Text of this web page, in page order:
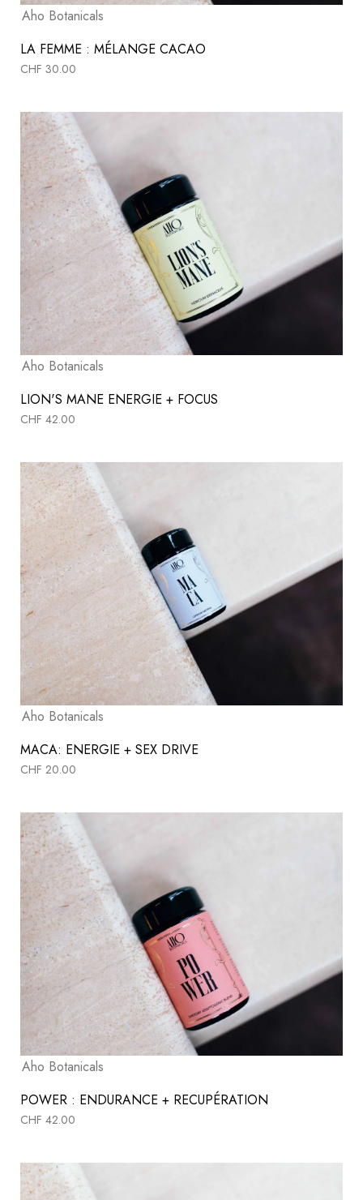
Aho Botanicals
LA FEMME : MÉLANGE CACAO
CHF 30.00
Aho Botanicals
LION'S MANE ENERGIE + FOCUS
CHF 42.00
Aho Botanicals
MACA: ENERGIE + SEX DRIVE
CHF 20.00
Aho Botanicals
POWER : ENDURANCE + RECUPÉRATION
CHF 42.00